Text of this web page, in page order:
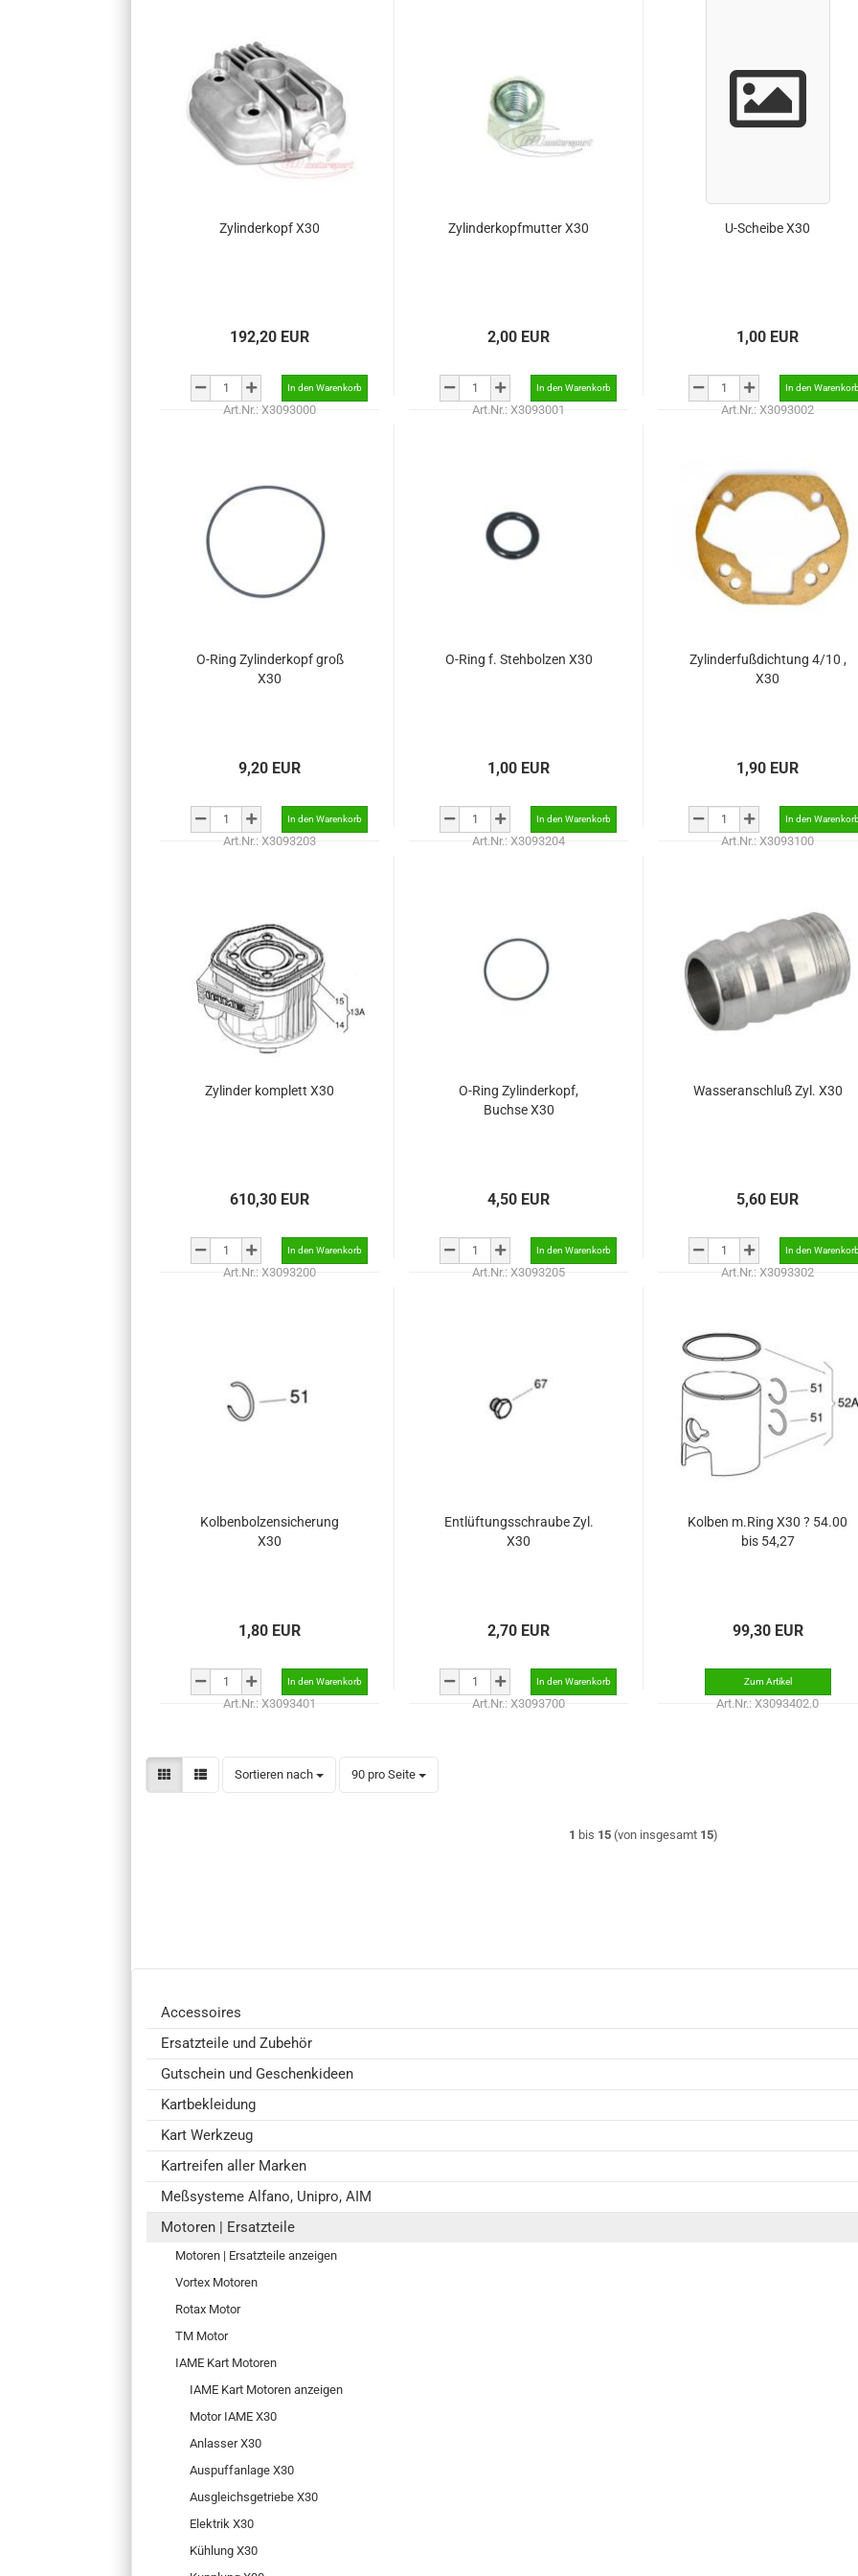
Zylinderkopf X30
192,20 EUR
Art.Nr.: X3093000
Zylinderkopfmutter X30
2,00 EUR
Art.Nr.: X3093001
U-Scheibe X30
1,00 EUR
Art.Nr.: X3093002
O-Ring Zylinderkopf groß
X30
9,20 EUR
Art.Nr.: X3093203
O-Ring f. Stehbolzen X30
1,00 EUR
Art.Nr.: X3093204
Zylinderfußdichtung 4/10 ,
X30
1,90 EUR
Art.Nr.: X3093100
Zylinder komplett X30
610,30 EUR
Art.Nr.: X3093200
O-Ring Zylinderkopf,
Buchse X30
4,50 EUR
Art.Nr.: X3093205
Wasseranschluß Zyl. X30
5,60 EUR
Art.Nr.: X3093302
Kolbenbolzensicherung
X30
1,80 EUR
Art.Nr.: X3093401
Entlüftungsschraube Zyl.
X30
2,70 EUR
Art.Nr.: X3093700
Kolben m.Ring X30 ? 54.00
bis 54,27
99,30 EUR
Art.Nr.: X3093402.0
Sortieren nach
Sortieren nach 90 pro Seite
pro Seite
1 bis 15 (von insgesamt 15)
Accessoires
Ersatzteile und Zubehör
Gutschein und Geschenkideen
Kartbekleidung
Kart Werkzeug
Kartreifen aller Marken
Meßsysteme Alfano, Unipro, AIM
Motoren | Ersatzteile
Motoren | Ersatzteile anzeigen
Vortex Motoren
Rotax Motor
TM Motor
IAME Kart Motoren
IAME Kart Motoren anzeigen
Motor IAME X30
Anlasser X30
Auspuffanlage X30
Ausgleichsgetriebe X30
Elektrik X30
Kühlung X30